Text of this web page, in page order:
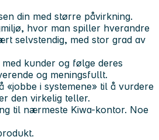
din med større påvirkning.
hvor man spiller hverandre
selvstendig, med stor grad av
kunder og følge deres
og meningsfullt.
i systemene» til å vurdere
den virkelig teller.
til nærmeste Kiwa-kontor. Noe